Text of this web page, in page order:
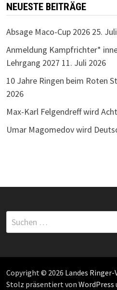
NEUESTE BEITRÄGE
Absage Maco-Cup 2026 25.
Anmeldung Kampfrichter*
Lehrgang 2027 11. Juli 2026
10 Jahre Ringen beim Roten
2026
Max-Karl Felgendreff wird
Umar Magomedov wird
Suchen
nach:
Copyright © 2026 Landes
Stolz präsentiert von WordPress